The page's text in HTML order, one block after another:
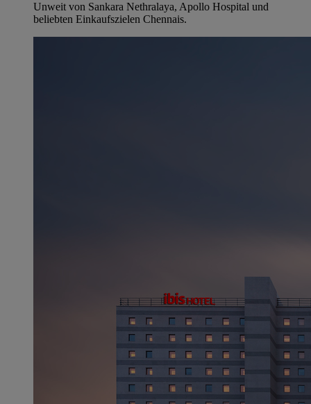
Unweit von Sankara Nethralaya, Apollo Hospital und
beliebten Einkaufszielen Chennais.